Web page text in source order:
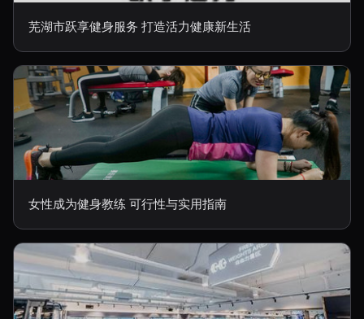
芜湖市跃享健身服务 打造活力健康新生活
女性成为健身教练 可行性与实用指南